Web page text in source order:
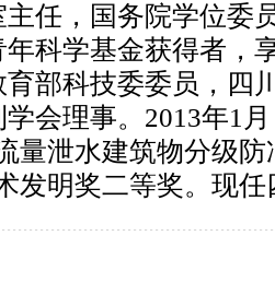
主任，国务院学位委
年科学基金获得者，
部科技委委员，四
会理事。2013年1
量泄水建筑物分级
发明奖二等奖。现